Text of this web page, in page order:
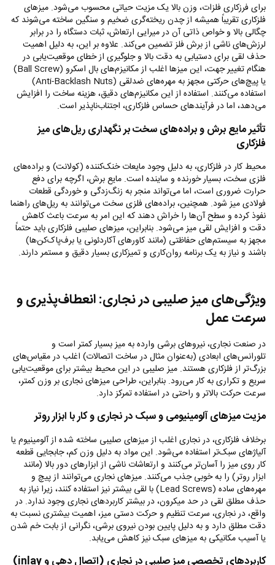
برای فرزکاری فلزات، وزن بالا یک مزیت حیاتی محسوب می‌شود. میزهای
فلزکاری تقریباً همیشه از چدن ریخته‌گری ضخیم و سنگین ساخته می‌شوند که
چگالی بالا و خواص ذاتی آن در میرایی ارتعاش، ثبات دستگاه را در برابر
لرزش‌های ناشی از برش فلز تضمین می‌کند. علاوه بر این، به دلیل اهمیت
حذف لقی برای دستیابی به دقت بالا و جلوگیری از خطای موقعیت‌یابی در
هنگام تغییر جهت، این میزها اغلب از مکانیزم‌های بال اسکرو (Ball Screw
)
یا پیچ‌های حرکتی مجهز به مهره‌های ضدلقی (Anti-Backlash Nuts
)
استفاده می‌کنند. استفاده از این مکانیزم‌های دقیق، هزینه ساخت را افزایش
می‌دهد، اما در فرآیندهای حساس فلزکاری، اجتناب‌ناپذیر است.
تأثیر مایع برش و براده‌های سخت بر نگهداری ریل‌های میز
فلزکاری
محیط کار در فلزکاری، به دلیل وجود مایعات خنک‌کننده (کولانت) و براده‌های
فلزی سخت، بسیار خورنده و ساینده است. مایع برش، اگرچه برای دفع
حرارت ضروری است، اما می‌تواند منجر به زنگ‌زدگی و خوردگی قطعات
فولادی میز شود. همچنین، براده‌های فلزی سخت می‌توانند به ریل‌های راهنما
نفوذ کرده و سطح آن‌ها را خراش دهند که این امر به سرعت باعث کاهش
دقت و افزایش لقی میز می‌شود. بنابراین، میزهای صلیبی فلزکاری باید حتماً
مجهز به سیستم‌های حفاظتی (مانند کاورهای آکاردئونی یا برف‌پاک‌کن‌ها)
باشند و نیاز به یک برنامه روان‌کاری و تمیزکاری بسیار دقیق و مستمر دارند.
ویژگی‌های میز صلیبی در نجاری: انعطاف‌پذیری و
سرعت عمل
در صنعت نجاری، نیروهای برشی وارده به میز بسیار کمتر است و
تلورانس‌های ابعادی (به‌عنوان مثال در ساخت اتصالات) اغلب در مقیاس‌های
بزرگ‌تر از فلزکاری هستند. میز صلیبی در این محیط بیشتر برای موقعیت‌یابی
سریع و تکراری به کار می‌رود. بنابراین، طراحی میزهای نجاری بر وزن کمتر،
سرعت حرکت بالاتر و راحتی در استفاده تمرکز دارد.
مزیت میزهای آلومینیومی و سبک در نجاری و کار با ابزار روتر
برخلاف فلزکاری، در نجاری اغلب از میزهای صلیبی ساخته شده از آلومینیوم یا
آلیاژهای سبک‌تر استفاده می‌شود. این مواد به دلیل وزن کم، جابجایی قطعه
کار روی میز را آسان‌تر می‌کنند و ارتعاشات ناشی از ابزارهای دور بالا (مانند
ابزار روتر) را به خوبی جذب می‌کنند. میزهای نجاری می‌توانند از پیچ و
مهره‌های ساده (Lead Screws) با لقی بیشتر نیز استفاده کنند، زیرا نیاز به
حذف مطلق لقی در حد میکرون، در بیشتر کاربردهای نجاری وجود ندارد. در
واقع، در نجاری، سرعت تنظیم و حرکت دستی میز، اهمیت بیشتری نسبت به
دقت مطلق دارد و به دلیل پایین بودن نیروی برشی، نگرانی از بابت خم شدن
یا آسیب مکانیکی به میزهای سبک نیز کاهش می‌یابد.
کاربردهای تخصصی میز صلیبی در نجاری (اتصال دهی وinlay
)